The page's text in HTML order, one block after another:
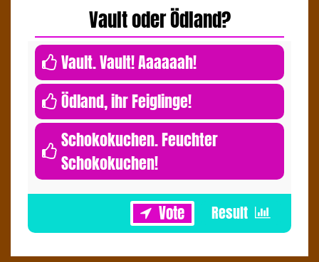
Vault oder Ödland?
Vault. Vault! Aaaaaah!
Ödland, ihr Feiglinge!
Schokokuchen. Feuchter
Schokokuchen!